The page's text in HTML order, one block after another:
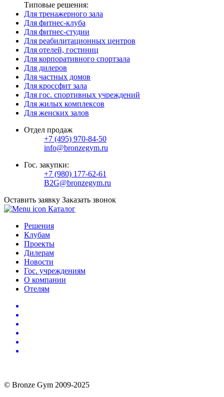
Типовые решения:
Для тренажерного зала
Для фитнес-клуба
Для фитнес-студии
Для реабилитационных центров
Для отелей, гостиниц
Для корпоративного спортзала
Для дилеров
Для частных домов
Для кроссфит зала
Для гос. спортивных учреждений
Для жилых комплексов
Для женских залов
Отдел продаж
+7 (495) 970-84-50
info@bronzegym.ru
Гос. закупки:
+7 (980) 177-62-61
B2G@bronzegym.ru
Оставить заявку Заказать звонок
Каталог
Решения
Клубам
Проекты
Дилерам
Новости
Гос. учреждениям
О компании
Отелям
© Bronze Gym 2009-2025